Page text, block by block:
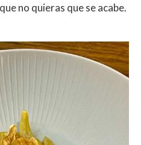
no quieras que se acabe.